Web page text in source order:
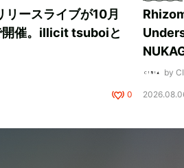
ースライブが10月
催。illicit tsuboiと
0
by